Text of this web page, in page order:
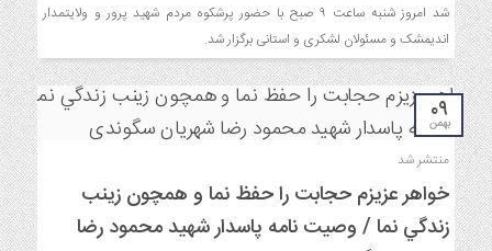
شد امروز شنبه ساعت ۹ صبح با حضور پرشکوه مردم شهید پرور و ولایتمدار
اندیمشک و مسئولان لشکری و استانی برگزار شد.
۰۹
بهمن
منتشر شد
خواهر عزيزم حجابت را حفظ نما و همچون زينب
زندگي نما / وصيت نامه پاسدار شهيد محمود رضا